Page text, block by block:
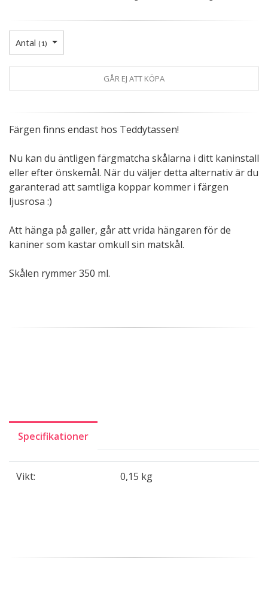
Antal (1)
GÅR EJ ATT KÖPA
Färgen finns endast hos Teddytassen!
Nu kan du äntligen färgmatcha skålarna i ditt kaninstall
eller efter önskemål. När du väljer detta alternativ är du
garanterad att samtliga koppar kommer i färgen
ljusrosa :)
Att hänga på galler, går att vrida hängaren för de
kaniner som kastar omkull sin matskål.
Skålen rymmer 350 ml.
Specifikationer
Vikt: 0,15 kg